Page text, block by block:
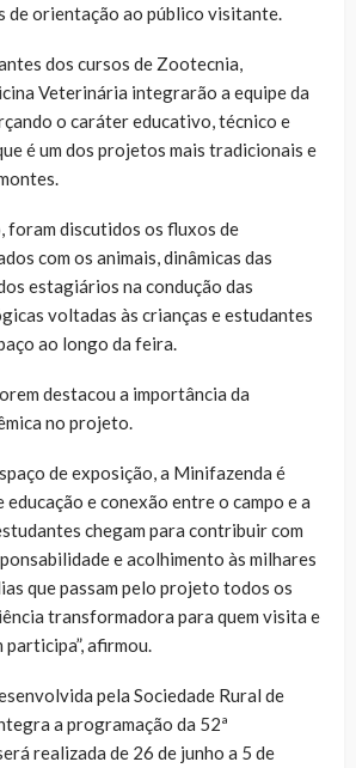
de orientação ao público visitante.
dos cursos de Zootecnia,
Veterinária integrarão a equipe da
o caráter educativo, técnico e
é um dos projetos mais tradicionais e
foram discutidos os fluxos de
com os animais, dinâmicas das
estagiários na condução das
voltadas às crianças e estudantes
ao longo da feira.
destacou a importância da
no projeto.
de exposição, a Minifazenda é
educação e conexão entre o campo e a
chegam para contribuir com
e acolhimento às milhares
que passam pelo projeto todos os
transformadora para quem visita e
participa”, afirmou.
pela Sociedade Rural de
a programação da 52ª
realizada de 26 de junho a 5 de